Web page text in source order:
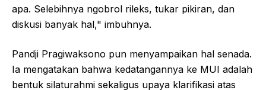
apa. Selebihnya ngobrol rileks, tukar pikiran, dan
diskusi banyak hal," imbuhnya.
Pandji Pragiwaksono pun menyampaikan hal senada.
Ia mengatakan bahwa kedatangannya ke MUI adalah
bentuk silaturahmi sekaligus upaya klarifikasi atas